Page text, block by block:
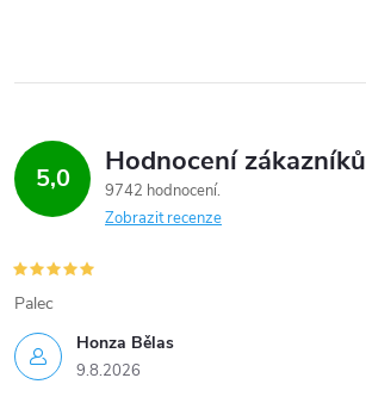
5,0 Hodnocení zákazníků
9742 hodnocení
Zobrazit recenze
Honza Bělas
9.8.2026
Palec